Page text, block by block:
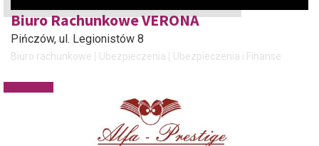
Biuro Rachunkowe VERONA
Pińczów, ul. Legionistów 8
Biuro rachunkowe Ubezpieczenia Ubezpieczenia i Finanse